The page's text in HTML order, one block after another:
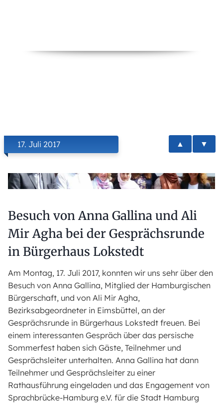
17. Juli 2017 ▲ ▼
Besuch von Anna Gallina und Ali
Mir Agha bei der Gesprächsrunde
in Bürgerhaus Lokstedt
Am Montag, 17. Juli 2017, konnten wir uns sehr über den
Besuch von Anna Gallina, Mitglied der Hamburgischen
Bürgerschaft, und von Ali Mir Agha,
Bezirksabgeordneter in Eimsbüttel, an der
Gesprächsrunde in Bürgerhaus Lokstedt freuen. Bei
einem interessanten Gespräch über das persische
Sommerfest haben sich Gäste, Teilnehmer und
Gesprächsleiter unterhalten. Anna Gallina hat dann
Teilnehmer und Gesprächsleiter zu einer
Rathausführung eingeladen und das Engagement von
Sprachbrücke-Hamburg e.V. für die Stadt Hamburg